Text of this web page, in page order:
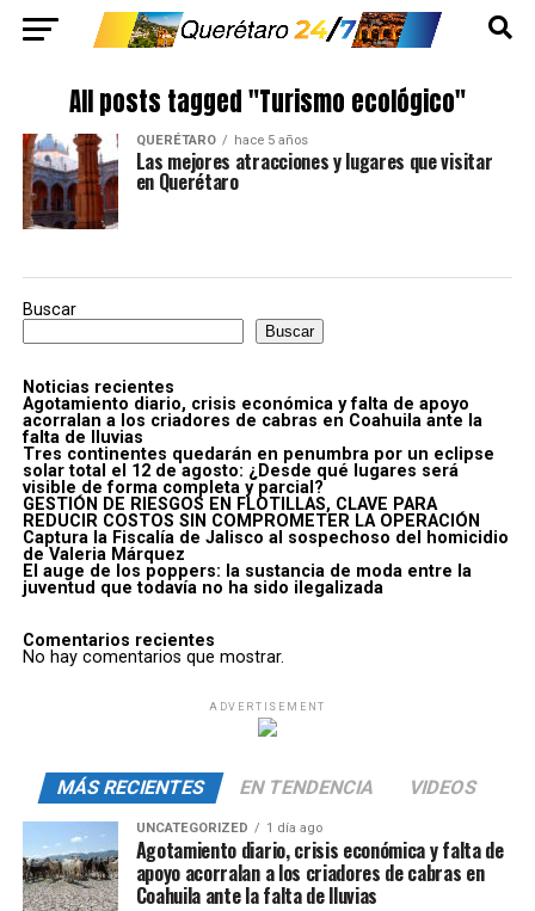
All posts tagged "Turismo ecológico"
QUERÉTARO hace 5 años
Las mejores atracciones y lugares que visitar
en Querétaro
Buscar
Buscar
Noticias recientes
Agotamiento diario, crisis económica y falta de apoyo
acorralan a los criadores de cabras en Coahuila ante la
falta de lluvias
Tres continentes quedarán en penumbra por un eclipse
solar total el 12 de agosto: ¿Desde qué lugares será
visible de forma completa y parcial?
GESTIÓN DE RIESGOS EN FLOTILLAS, CLAVE PARA
REDUCIR COSTOS SIN COMPROMETER LA OPERACIÓN
Captura la Fiscalía de Jalisco al sospechoso del homicidio
de Valeria Márquez
El auge de los poppers: la sustancia de moda entre la
juventud que todavía no ha sido ilegalizada
Comentarios recientes
No hay comentarios que mostrar.
ADVERTISEMENT
MÁS RECIENTES EN TENDENCIA VIDEOS
UNCATEGORIZED 1 día ago
Agotamiento diario, crisis económica y falta de
apoyo acorralan a los criadores de cabras en
Coahuila ante la falta de lluvias